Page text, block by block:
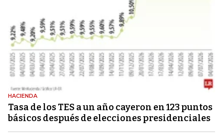
HACIENDA
Tasa de los TES a un año cayeron en 123 puntos
básicos después de elecciones presidenciales